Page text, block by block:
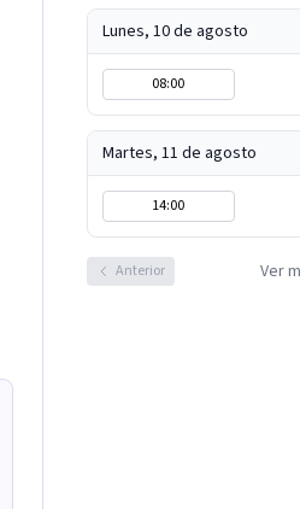
Lunes, 10 de agosto
08:00
Martes, 11 de agosto
14:00
Anterior Ver